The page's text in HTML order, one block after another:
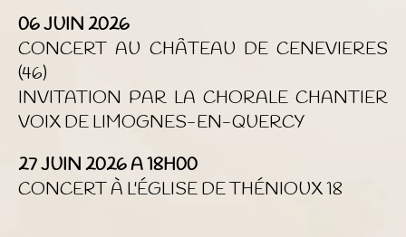
06 JUIN 2026
CONCERT AU CHÂTEAU DE CENEVIERES
(46)
INVITATION PAR LA CHORALE CHANTIER
VOIX DE LIMOGNES-EN-QUERCY
27 JUIN 2026 A 18H00
CONCERT À L'ÉGLISE DE THÉNIOUX 18